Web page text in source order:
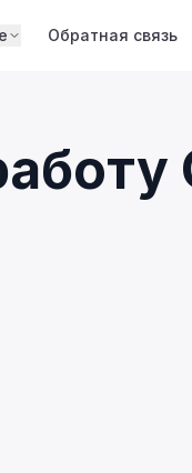
Обратная связь